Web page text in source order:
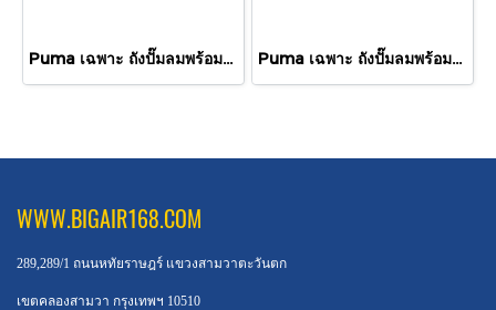
Puma เฉพาะ ถังปั๊มลมพร้อมหัวปั๊ม TPP-150 15HP 3ลูกสูบ 520L 14BAR TWO STAGE ไม่รวมมอเตอร์ Puma เฉพาะ ถังปั๊มลมพร้อมหัวปั๊ม TPP-30 3HP 2ลูกสูบ 165L 14BAR TWO STAGE ไม่รวมมอเตอร์
WWW.BIGAIR168.COM
289,289/1 ถนนหทัยราษฎร์ แขวงสามวาตะวันตก
เขตคลองสามวา กรุงเทพฯ 10510